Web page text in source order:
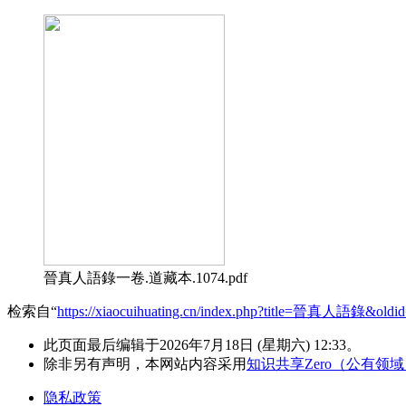
晉真人語錄一卷.道藏本.1074.pdf
检索自“https://xiaocuihuating.cn/index.php?title=晉真人語錄
此页面最后编辑于2026年7月18日 (星期六) 12:33。
除非另有声明，本网站内容采用知识共享Zero（公有领域
隐私政策